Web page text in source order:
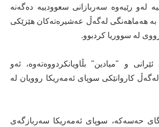
له‌و رێیه‌وه‌ سه‌ربازانی سعوودییه‌ ده‌گه‌نه‌
به‌ هه‌ماهه‌نگی له‌گه‌ڵ عه‌شیره‌ته‌كان هێزێكی
له‌ سووریا كردبوو.
و "میادین" بڵاویانكردووه‌ته‌وه‌، ئه‌و
كاروانێكی سوپای ئه‌مه‌ریكا روویان له‌
حه‌سه‌كه‌، سوپای ئه‌مه‌ریكا سه‌ربازگه‌ی